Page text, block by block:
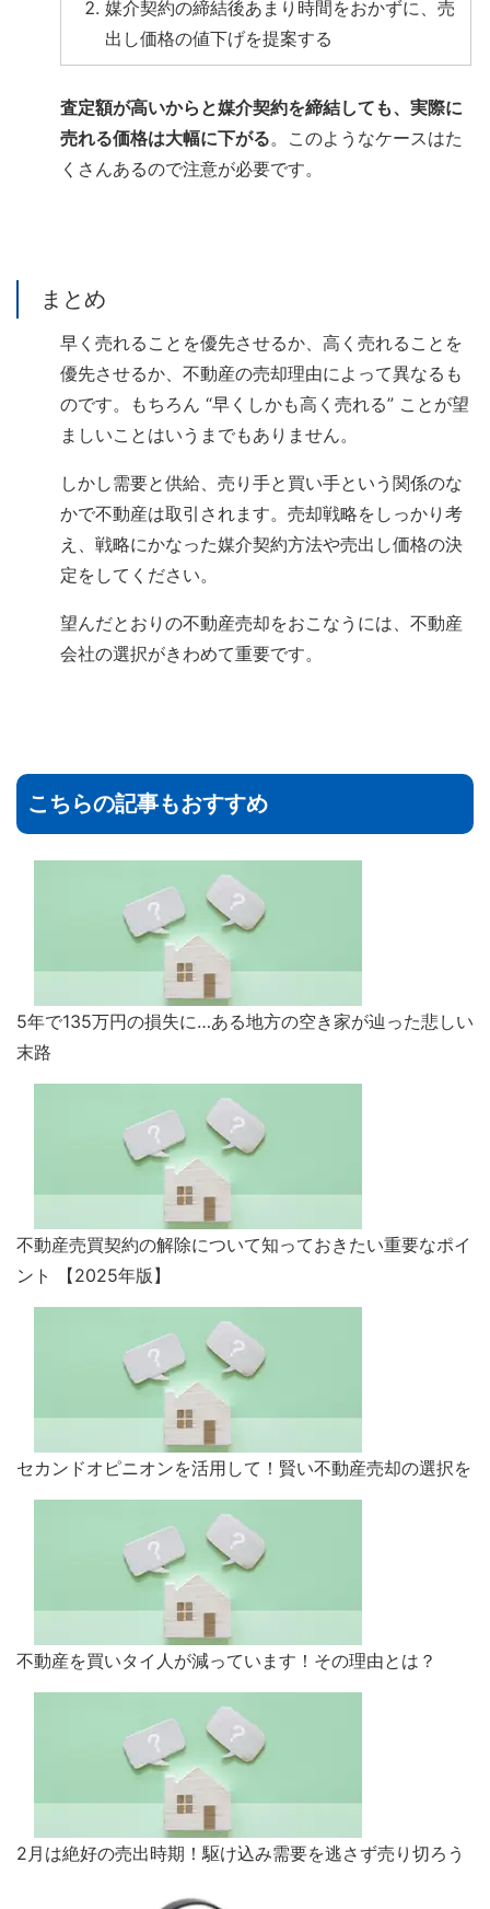
媒介契約の締結後あまり時間をおかずに、売
出し価格の値下げを提案する
査定額が高いからと媒介契約を締結しても、実際に
売れる価格は大幅に下がる。このようなケースはた
くさんあるので注意が必要です。
まとめ
早く売れることを優先させるか、高く売れることを
優先させるか、不動産の売却理由によって異なるも
のです。もちろん “早くしかも高く売れる” ことが望
ましいことはいうまでもありません。
しかし需要と供給、売り手と買い手という関係のな
かで不動産は取引されます。売却戦略をしっかり考
え、戦略にかなった媒介契約方法や売出し価格の決
定をしてください。
望んだとおりの不動産売却をおこなうには、不動産
会社の選択がきわめて重要です。
こちらの記事もおすすめ
5年で135万円の損失に…ある地方の空き家が辿った悲しい
末路
不動産売買契約の解除について知っておきたい重要なポイ
ント 【2025年版】
セカンドオピニオンを活用して！賢い不動産売却の選択を
不動産を買いタイ人が減っています！その理由とは？
2月は絶好の売出時期！駆け込み需要を逃さず売り切ろう